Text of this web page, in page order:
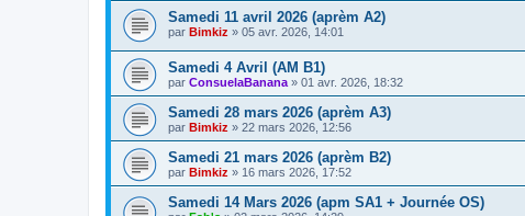
Samedi 11 avril 2026 (aprèm A2)
par Bimkiz » 05 avr. 2026, 14:01
Samedi 4 Avril (AM B1)
par ConsuelaBanana » 01 avr. 2026, 18:32
Samedi 28 mars 2026 (aprèm A3)
par Bimkiz » 22 mars 2026, 12:56
Samedi 21 mars 2026 (aprèm B2)
par Bimkiz » 16 mars 2026, 17:52
Samedi 14 Mars 2026 (apm SA1 + Journée OS)